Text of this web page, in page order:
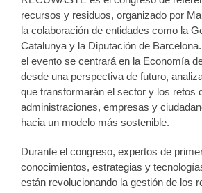
recursos y residuos, organizado por
la colaboración de entidades como la
Catalunya y la Diputación de
el evento se centrará en la Economía
desde una perspectiva de futuro,
que transformarán el sector y los retos
administraciones, empresas y
hacia un modelo más sostenible.
Durante el congreso, expertos de
conocimientos, estrategias y
están revolucionando la gestión de los